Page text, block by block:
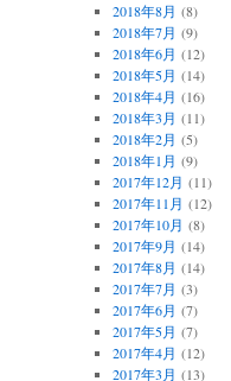
2018年8月 (8)
2018年7月 (9)
2018年6月 (12)
2018年5月 (14)
2018年4月 (16)
2018年3月 (11)
2018年2月 (5)
2018年1月 (9)
2017年12月 (11)
2017年11月 (12)
2017年10月 (8)
2017年9月 (14)
2017年8月 (14)
2017年7月 (3)
2017年6月 (7)
2017年5月 (7)
2017年4月 (12)
2017年3月 (13)